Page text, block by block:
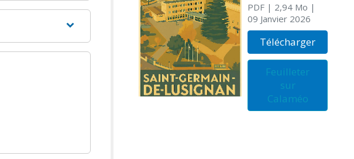
PDF| 2,94 Mo |
09 Janvier 2026
Télécharger
Feuilleter
sur
Calaméo